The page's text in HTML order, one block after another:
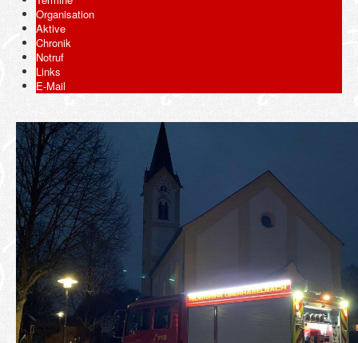
Organisation
Aktive
Chronik
Notruf
Links
E-Mail